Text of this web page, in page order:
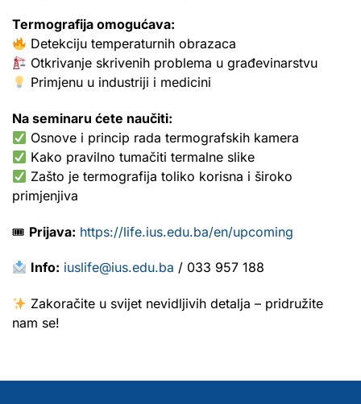
Termografija omogućava:
Detekciju temperaturnih obrazaca
Otkrivanje skrivenih problema u građevinarstvu
Primjenu u industriji i medicini
Na seminaru ćete naučiti:
Osnove i princip rada termografskih kamera
Kako pravilno tumačiti termalne slike
Zašto je termografija toliko korisna i široko
primjenjiva
🎟 Prijava: https://life.ius.edu.ba/en/upcoming
Info: iuslife@ius.edu.ba / 033 957 188
Zakoračite u svijet nevidljivih detalja – pridružite
nam se!